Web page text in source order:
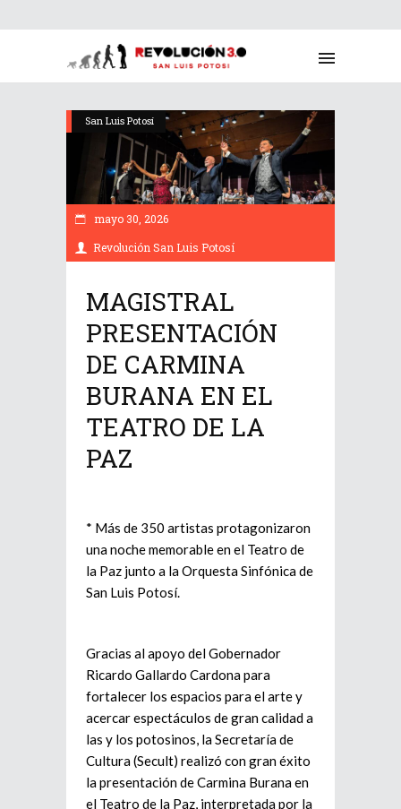
San Luis Potosí
mayo 30, 2026
Revolución San Luis Potosí
MAGISTRAL
PRESENTACIÓN
DE CARMINA
BURANA EN EL
TEATRO DE LA
PAZ
* Más de 350 artistas protagonizaron
una noche memorable en el Teatro de
la Paz junto a la Orquesta Sinfónica de
San Luis Potosí.
Gracias al apoyo del Gobernador
Ricardo Gallardo Cardona para
fortalecer los espacios para el arte y
acercar espectáculos de gran calidad a
las y los potosinos, la Secretaría de
Cultura (Secult) realizó con gran éxito
la presentación de Carmina Burana en
el Teatro de la Paz, interpretada por la